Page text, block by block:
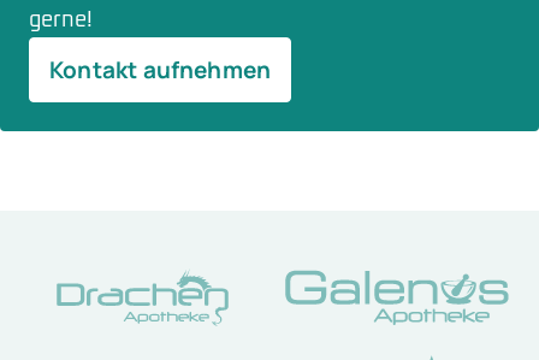
gerne!
Kontakt aufnehmen